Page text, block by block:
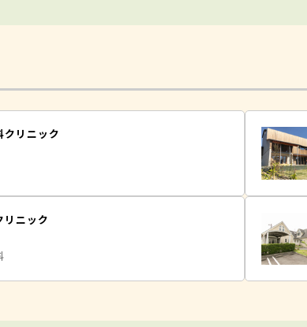
クリニック
リニック